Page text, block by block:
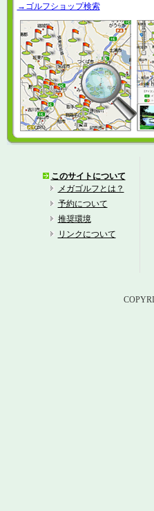
→ゴルフショップ検索
このサイトについて
メガゴルフとは？
予約について
推奨環境
リンクについて